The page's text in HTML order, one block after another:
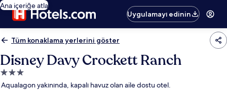
Ana içeriğe atla
Uygulamayı edinin
Tüm konaklama yerlerini göster
Disney Davy Crockett Ranch
3.0
yıldızlı
Aqualagon yakınında, kapalı havuz olan aile dostu otel.